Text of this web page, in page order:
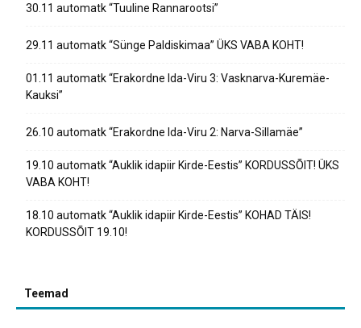
30.11 automatk “Tuuline Rannarootsi”
29.11 automatk “Sünge Paldiskimaa” ÜKS VABA KOHT!
01.11 automatk “Erakordne Ida-Viru 3: Vasknarva-Kuremäe-
Kauksi”
26.10 automatk “Erakordne Ida-Viru 2: Narva-Sillamäe”
19.10 automatk “Auklik idapiir Kirde-Eestis” KORDUSSÕIT! ÜKS
VABA KOHT!
18.10 automatk “Auklik idapiir Kirde-Eestis” KOHAD TÄIS!
KORDUSSÕIT 19.10!
Teemad